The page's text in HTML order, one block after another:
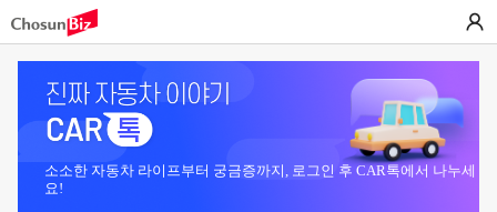
소소한 자동차 라이프부터 궁금증까지, 로그인 후 CAR톡에서 나누세
요!